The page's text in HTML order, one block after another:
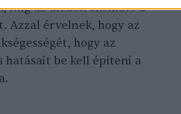
míg az üledék okolható a
Azzal érvelnek, hogy az
hogy az
hatásait be kell építeni a